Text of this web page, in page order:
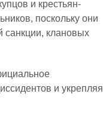
и крестьян-
поскольку они
санкции, клановых
и укрепляя